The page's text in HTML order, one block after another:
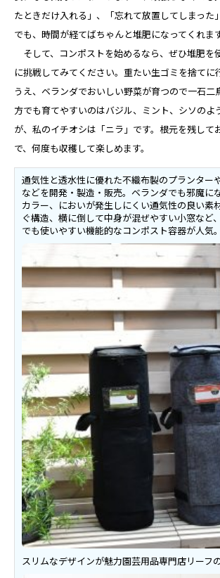
たときだけ入れる」、「忘れて放置してしまった
でも、時間が経てばちゃんと堆肥になってくれま
そして、コンポストを始めるなら、ぜひ堆肥を
に挑戦してみてください。重たい生ゴミを捨てに
うえ、ベランダでおいしい野菜が育つので一石二
方でも育てやすいのはバジル、ミント、シソのよ
が、私のイチオシは「ニラ」です。根元を残して
で、何度も収穫して楽しめます。
通気性と透水性に優れた不織布製のプランター
などを開発・製造・販売。ベランダでも邪魔に
カラー、においが発生しにくい通気性の良い素
ぐ構造、横に倒して中身が混ぜやすい小窓など
でも使いやすい機能的なコンポスト容器が人気。
スリムなデザインが魅力園芸用品専門店リーフ